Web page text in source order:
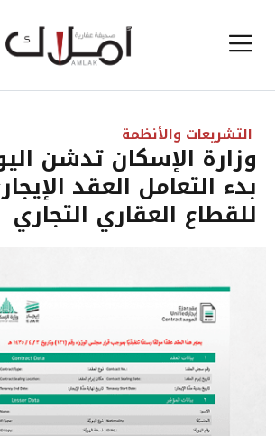
إلى القائمة
التشريعات والأنظمة
وزارة الإسكان تدشن
بدء التعامل العقد
للقطاع العقاري التجاري